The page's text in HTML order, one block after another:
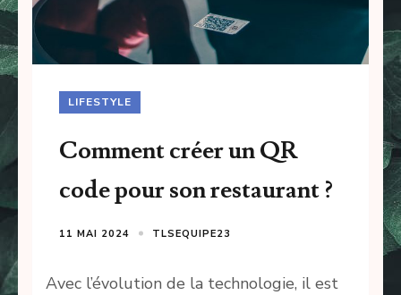
LIFESTYLE
Comment créer un QR
code pour son restaurant ?
11 MAI 2024 TLSEQUIPE23
Avec l’évolution de la technologie, il est